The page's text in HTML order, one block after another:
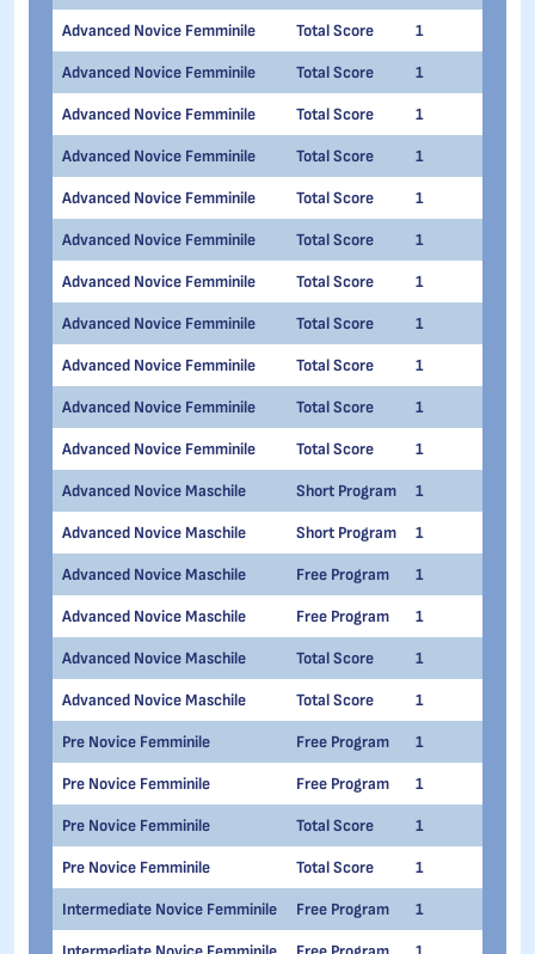
Advanced Novice Femminile Total Score 1
Advanced Novice Femminile Total Score 1
Advanced Novice Femminile Total Score 1
Advanced Novice Femminile Total Score 1
Advanced Novice Femminile Total Score 1
Advanced Novice Femminile Total Score 1
Advanced Novice Femminile Total Score 1
Advanced Novice Femminile Total Score 1
Advanced Novice Femminile Total Score 1
Advanced Novice Femminile Total Score 1
Advanced Novice Femminile Total Score 1
Advanced Novice Maschile Short Program 1
Advanced Novice Maschile Short Program 1
Advanced Novice Maschile Free Program 1
Advanced Novice Maschile Free Program 1
Advanced Novice Maschile Total Score 1
Advanced Novice Maschile Total Score 1
Pre Novice Femminile Free Program 1
Pre Novice Femminile Free Program 1
Pre Novice Femminile Total Score 1
Pre Novice Femminile Total Score 1
Intermediate Novice Femminile Free Program 1